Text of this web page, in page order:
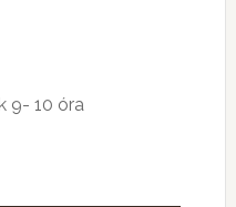
9- 10 óra